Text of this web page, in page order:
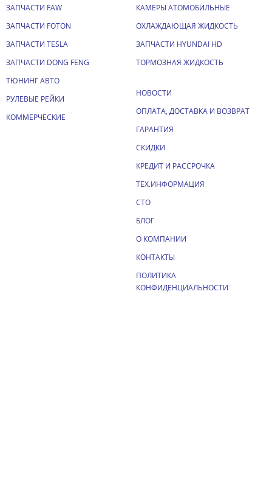
ЗАПЧАСТИ FAW
ЗАПЧАСТИ FOTON
ЗАПЧАСТИ TESLA
ЗАПЧАСТИ DONG FENG
ТЮНИНГ АВТО
РУЛЕВЫЕ РЕЙКИ
КОММЕРЧЕСКИЕ
КАМЕРЫ АТОМОБИЛЬНЫЕ
ОХЛАЖДАЮЩАЯ ЖИДКОСТЬ
ЗАПЧАСТИ HYUNDAI HD
ТОРМОЗНАЯ ЖИДКОСТЬ
НОВОСТИ
ОПЛАТА, ДОСТАВКА И ВОЗВРАТ
ГАРАНТИЯ
СКИДКИ
КРЕДИТ И РАССРОЧКА
ТЕХ.ИНФОРМАЦИЯ
СТО
БЛОГ
О КОМПАНИИ
КОНТАКТЫ
ПОЛИТИКА
КОНФИДЕНЦИАЛЬНОСТИ